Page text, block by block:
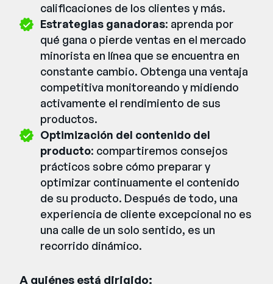
calificaciones de los clientes y más.
Estrategias ganadoras: aprenda por
qué gana o pierde ventas en el mercado
minorista en línea que se encuentra en
constante cambio. Obtenga una ventaja
competitiva monitoreando y midiendo
activamente el rendimiento de sus
productos.
Optimización del contenido del
producto: compartiremos consejos
prácticos sobre cómo preparar y
optimizar continuamente el contenido
de su producto. Después de todo, una
experiencia de cliente excepcional no es
una calle de un solo sentido, es un
recorrido dinámico.
A quiénes está dirigido: